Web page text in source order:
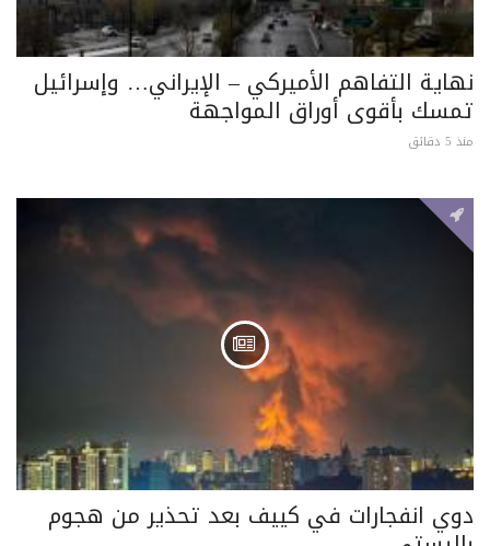
نهاية التفاهم الأميركي – الإيراني… وإسرائيل
تمسك بأقوى أوراق المواجهة
منذ 5 دقائق
دوي انفجارات في كييف بعد تحذير من هجوم